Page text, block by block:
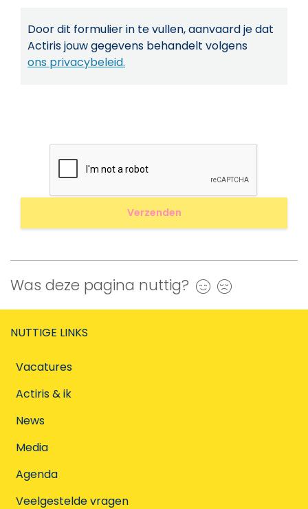
Door dit formulier in te vullen, aanvaard je dat
Actiris jouw gegevens behandelt volgens
ons privacybeleid.
Was deze pagina nuttig? Ja
NUTTIGE LINKS
Vacatures
Actiris & ik
News
Media
Agenda
Veelgestelde vragen